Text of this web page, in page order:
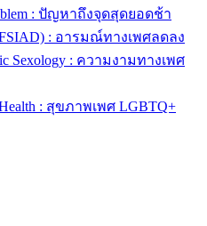
: ปัญหาถึงจุดสุดยอดช้า
: อารมณ์ทางเพศลดลง
Sexology : ความงามทางเพศ
Health : สุขภาพเพศ LGBTQ+